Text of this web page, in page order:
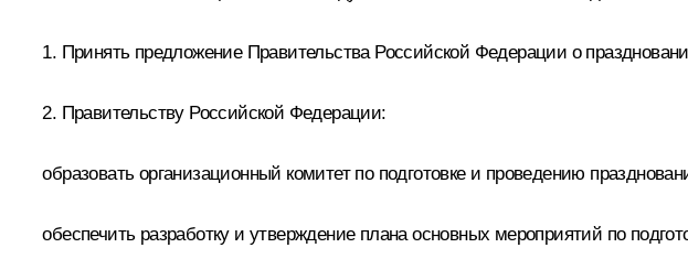
1. Принять предложение Правительства Российской Федерации о
2. Правительству Российской Федерации:
образовать организационный комитет по подготовке и проведению
обеспечить разработку и утверждение плана основных мероприятий по